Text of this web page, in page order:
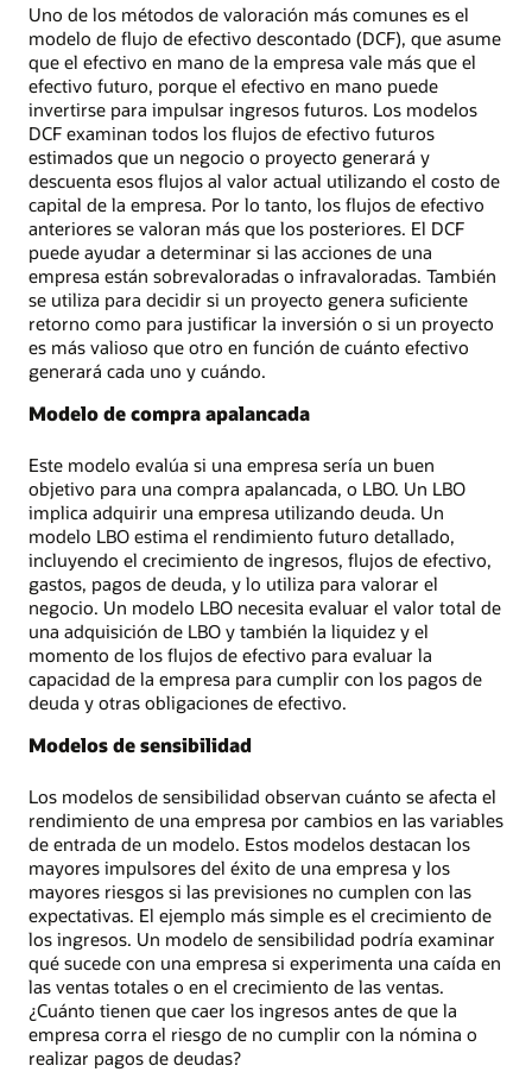
Uno de los métodos de valoración más comunes es el
modelo de flujo de efectivo descontado (DCF), que asume
que el efectivo en mano de la empresa vale más que el
efectivo futuro, porque el efectivo en mano puede
invertirse para impulsar ingresos futuros. Los modelos
DCF examinan todos los flujos de efectivo futuros
estimados que un negocio o proyecto generará y
descuenta esos flujos al valor actual utilizando el costo de
capital de la empresa. Por lo tanto, los flujos de efectivo
anteriores se valoran más que los posteriores. El DCF
puede ayudar a determinar si las acciones de una
empresa están sobrevaloradas o infravaloradas. También
se utiliza para decidir si un proyecto genera suficiente
retorno como para justificar la inversión o si un proyecto
es más valioso que otro en función de cuánto efectivo
generará cada uno y cuándo.
Modelo de compra apalancada
Este modelo evalúa si una empresa sería un buen
objetivo para una compra apalancada, o LBO. Un LBO
implica adquirir una empresa utilizando deuda. Un
modelo LBO estima el rendimiento futuro detallado,
incluyendo el crecimiento de ingresos, flujos de efectivo,
gastos, pagos de deuda, y lo utiliza para valorar el
negocio. Un modelo LBO necesita evaluar el valor total de
una adquisición de LBO y también la liquidez y el
momento de los flujos de efectivo para evaluar la
capacidad de la empresa para cumplir con los pagos de
deuda y otras obligaciones de efectivo.
Modelos de sensibilidad
Los modelos de sensibilidad observan cuánto se afecta el
rendimiento de una empresa por cambios en las variables
de entrada de un modelo. Estos modelos destacan los
mayores impulsores del éxito de una empresa y los
mayores riesgos si las previsiones no cumplen con las
expectativas. El ejemplo más simple es el crecimiento de
los ingresos. Un modelo de sensibilidad podría examinar
qué sucede con una empresa si experimenta una caída en
las ventas totales o en el crecimiento de las ventas.
¿Cuánto tienen que caer los ingresos antes de que la
empresa corra el riesgo de no cumplir con la nómina o
realizar pagos de deudas?